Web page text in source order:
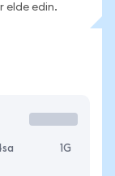
elde edin.
1G